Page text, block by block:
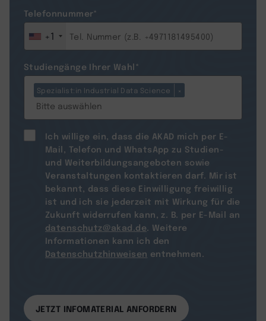
Telefonnummer*
+1
Studiengänge Ihrer Wahl *
Spezialist:in Industrial Data Science ×
Ich willige ein, dass die AKAD mich per E-
Mail, Telefon und WhatsApp zu Studien-
und Weiterbildungsangeboten sowie
Veranstaltungen kontaktieren darf. Mir ist
bekannt, dass diese Einwilligung freiwillig
ist und ich sie jederzeit mit Wirkung für die
Zukunft widerrufen kann, z. B. per E-Mail an
datenschutz@akad.de. Weitere
Informationen kann ich den
Datenschutzhinweisen entnehmen.